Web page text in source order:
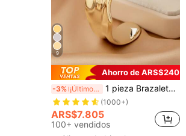
9
Ahorro de ARS$240
-3% ¡Últimos 3 días 1 pieza Brazalete de color dorado con diseño geométrico asimétrico calado, adecuado para vacaciones, playa, fiesta formal y accesorio de atuendo diario, elegante y chic
(1000+)
ARS$7.805
100+ vendidos